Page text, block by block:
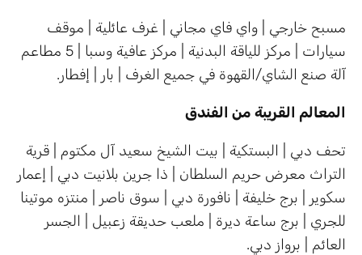
مسبح خارجي | واي فاي مجاني | غرف عائلية | موقف
سيارات | مركز للياقة البدنية | مركز عافية وسبا | 5 مطاعم
آلة صنع الشاي/القهوة في جميع الغرف | بار | إفطار.
المعالم القريبة من الفندق
تحف دبي | البستكية | بيت الشيخ سعيد آل مكتوم | قرية
التراث معرض حريم السلطان | ذا جرين بلانيت دبي | إعمار
سكوير | برج خليفة | نافورة دبي | سوق ناصر | منتزه موتينا
للجري | برج ساعة ديرة | ملعب حديقة زعبيل | الجسر
العائم | برواز دبي.